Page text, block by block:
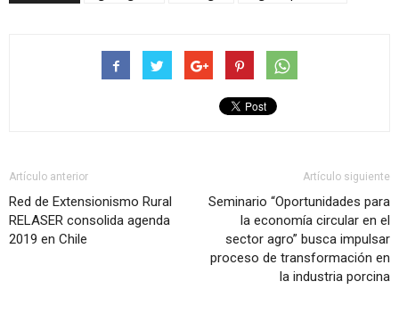
Artículo anterior
Red de Extensionismo Rural
RELASER consolida agenda
2019 en Chile
Artículo siguiente
Seminario “Oportunidades para
la economía circular en el
sector agro” busca impulsar
proceso de transformación en
la industria porcina